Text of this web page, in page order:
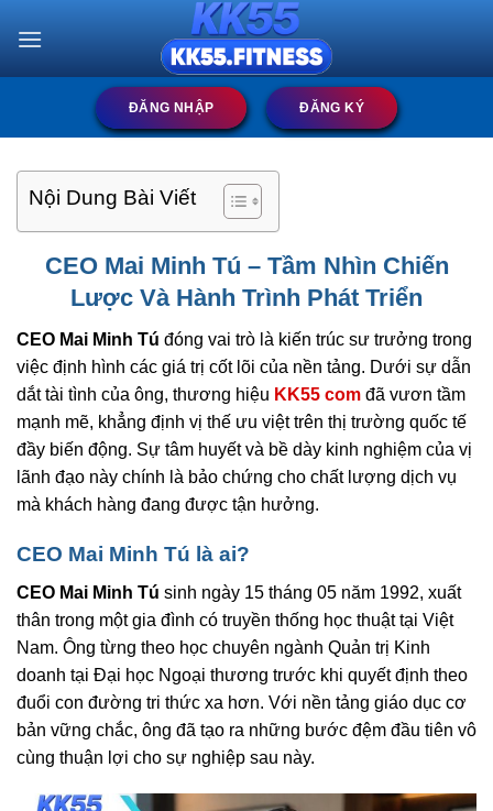
qua
ĐĂNG NHẬP ĐĂNG KÝ
Nội Dung Bài Viết
CEO Mai Minh Tú – Tầm Nhìn Chiến
Lược Và Hành Trình Phát Triển
CEO Mai Minh Tú đóng vai trò là kiến trúc sư trưởng trong
việc định hình các giá trị cốt lõi của nền tảng. Dưới sự dẫn
dắt tài tình của ông, thương hiệu KK55 com đã vươn tầm
mạnh mẽ, khẳng định vị thế ưu việt trên thị trường quốc tế
đầy biến động. Sự tâm huyết và bề dày kinh nghiệm của vị
lãnh đạo này chính là bảo chứng cho chất lượng dịch vụ
mà khách hàng đang được tận hưởng.
CEO Mai Minh Tú là ai?
CEO Mai Minh Tú sinh ngày 15 tháng 05 năm 1992, xuất
thân trong một gia đình có truyền thống học thuật tại Việt
Nam. Ông từng theo học chuyên ngành Quản trị Kinh
doanh tại Đại học Ngoại thương trước khi quyết định theo
đuổi con đường tri thức xa hơn. Với nền tảng giáo dục cơ
bản vững chắc, ông đã tạo ra những bước đệm đầu tiên vô
cùng thuận lợi cho sự nghiệp sau này.